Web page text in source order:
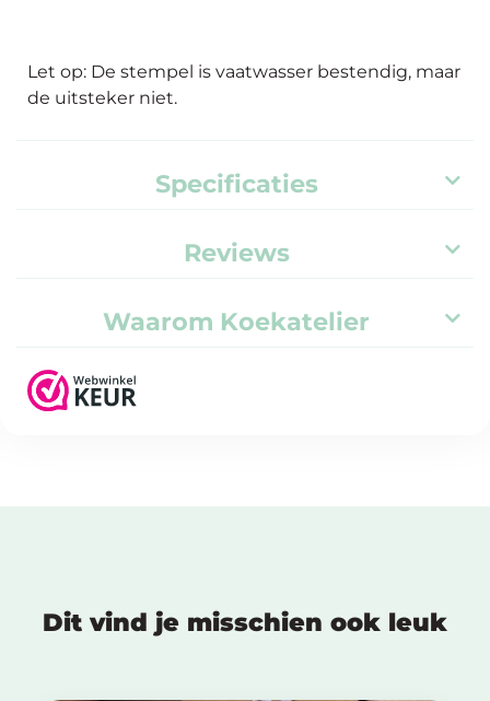
Let op: De stempel is vaatwasser bestendig, maar
de uitsteker niet.
Specificaties
Reviews
Waarom Koekatelier
Dit vind je misschien ook leuk